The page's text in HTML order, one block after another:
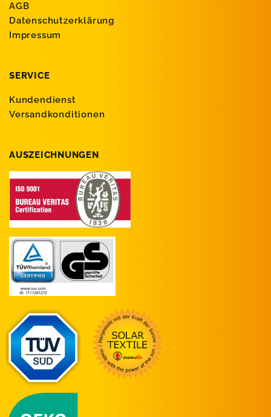
AGB
Datenschutzerklärung
Impressum
SERVICE
Kundendienst
Versandkonditionen
AUSZEICHNUNGEN